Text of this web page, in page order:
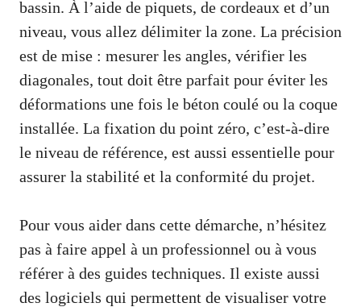
bassin. À l’aide de piquets, de cordeaux et d’un
niveau, vous allez délimiter la zone. La précision
est de mise : mesurer les angles, vérifier les
diagonales, tout doit être parfait pour éviter les
déformations une fois le béton coulé ou la coque
installée. La fixation du point zéro, c’est-à-dire
le niveau de référence, est aussi essentielle pour
assurer la stabilité et la conformité du projet.
Pour vous aider dans cette démarche, n’hésitez
pas à faire appel à un professionnel ou à vous
référer à des guides techniques. Il existe aussi
des logiciels qui permettent de visualiser votre